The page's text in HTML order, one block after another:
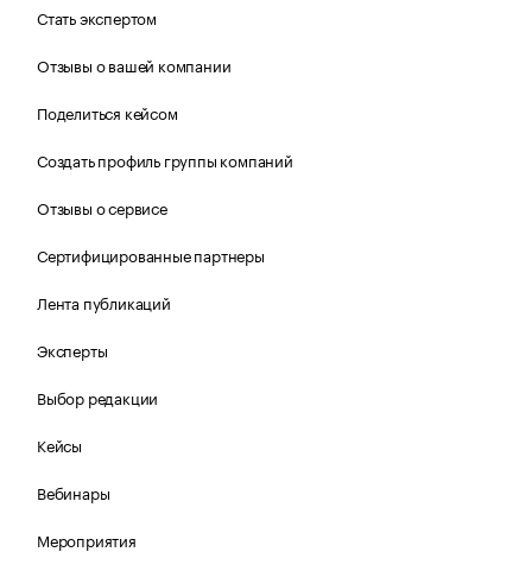
Стать экспертом
Отзывы о вашей компании
Поделиться кейсом
Создать профиль группы компаний
Отзывы о сервисе
Сертифицированные партнеры
Лента публикаций
Эксперты
Выбор редакции
Кейсы
Вебинары
Мероприятия